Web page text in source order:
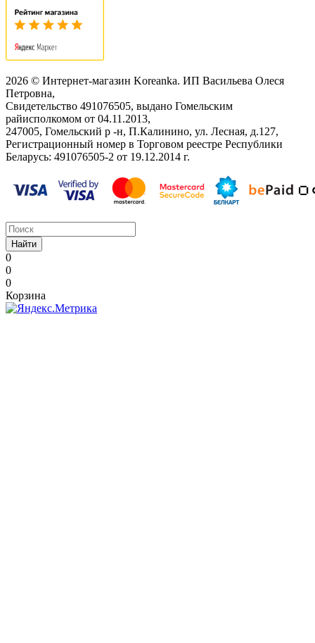
2026 © Интернет-магазин Koreanka. ИП Васильева Олеся
Петровна,
Свидетельство ‎491076505, выдано Гомельским
райисполкомом от 04.11.2013,
247005, Гомельский р -н, П.Калинино, ул. Лесная, д.127,
Регистрационный номер в Торговом реестре Республики
Беларусь: ‎491076505-2 от 19.12.2014 г.
Найти
0
0
0
Корзина